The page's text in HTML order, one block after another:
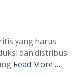
yang harus
dan distribusi
Read More …